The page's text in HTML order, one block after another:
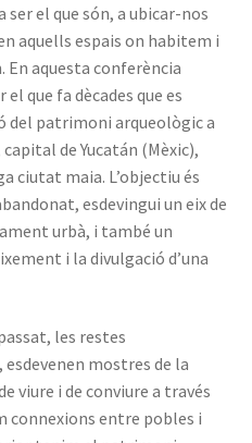
el que són, a ubicar-nos
aquells espais on habitem i
En aquesta conferència
que fa dècades que es
del patrimoni arqueològic a
de Yucatán (Mèxic),
ciutat maia. L’objectiu és
esdevingui un eix de
urbà, i també un
i la divulgació d’una
les restes
mostres de la
viure i de conviure a través
connexions entre pobles i